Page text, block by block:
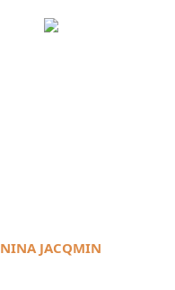
NINA JACQMIN